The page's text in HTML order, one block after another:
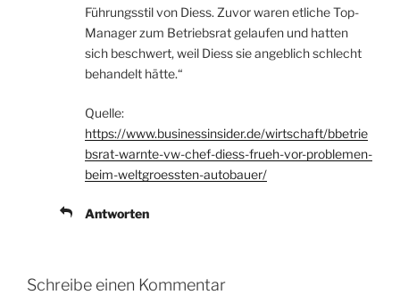
Führungsstil von Diess. Zuvor waren etliche Top-
Manager zum Betriebsrat gelaufen und hatten
sich beschwert, weil Diess sie angeblich schlecht
behandelt hätte.“
Quelle:
https://www.businessinsider.de/wirtschaft/bbetrie
bsrat-warnte-vw-chef-diess-frueh-vor-problemen-
beim-weltgroessten-autobauer/
Antworten
Schreibe einen Kommentar